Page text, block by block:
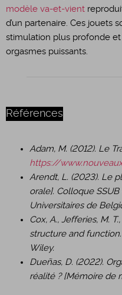
modèle va-et-vient
d’un partenaire. Ces jouets
stimulation plus profonde
orgasmes puissants.
Références
​Adam, M. (2012). Le
https://
Arendt, L. (2023). Le
orale]. Colloque
Universitaires de
Cox, A., Jefferies, M.
structure and function.
Wiley.
Dueñas, D. (2022).
réalité ? [Mémoire de